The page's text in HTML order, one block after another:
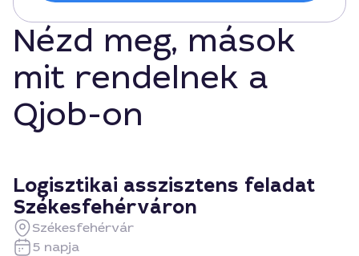
Nézd meg, mások
mit rendelnek a
Qjob-on
Logisztikai asszisztens feladat
Székesfehérváron
Székesfehérvár
5 napja